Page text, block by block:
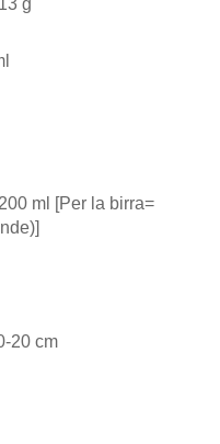
g
ml [Per la birra=
20 cm